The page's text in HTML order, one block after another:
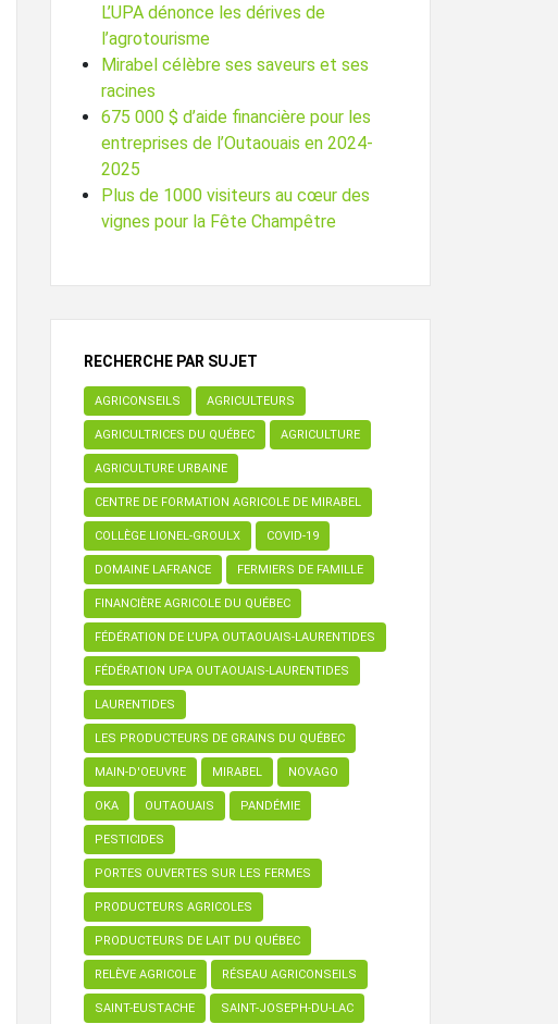
L’UPA dénonce les dérives de
l’agrotourisme
Mirabel célèbre ses saveurs et ses
racines
675 000 $ d’aide financière pour les
entreprises de l’Outaouais en 2024-
2025
Plus de 1000 visiteurs au cœur des
vignes pour la Fête Champêtre
RECHERCHE PAR SUJET
AGRICONSEILS AGRICULTEURS
AGRICULTRICES DU QUÉBEC AGRICULTURE
AGRICULTURE URBAINE
CENTRE DE FORMATION AGRICOLE DE MIRABEL
COLLÈGE LIONEL-GROULX COVID-19
DOMAINE LAFRANCE FERMIERS DE FAMILLE
FINANCIÈRE AGRICOLE DU QUÉBEC
FÉDÉRATION DE L’UPA OUTAOUAIS-LAURENTIDES
FÉDÉRATION UPA OUTAOUAIS-LAURENTIDES
LAURENTIDES
LES PRODUCTEURS DE GRAINS DU QUÉBEC
MAIN-D'OEUVRE MIRABEL NOVAGO
OKA OUTAOUAIS PANDÉMIE
PESTICIDES
PORTES OUVERTES SUR LES FERMES
PRODUCTEURS AGRICOLES
PRODUCTEURS DE LAIT DU QUÉBEC
RELÈVE AGRICOLE RÉSEAU AGRICONSEILS
SAINT-EUSTACHE SAINT-JOSEPH-DU-LAC